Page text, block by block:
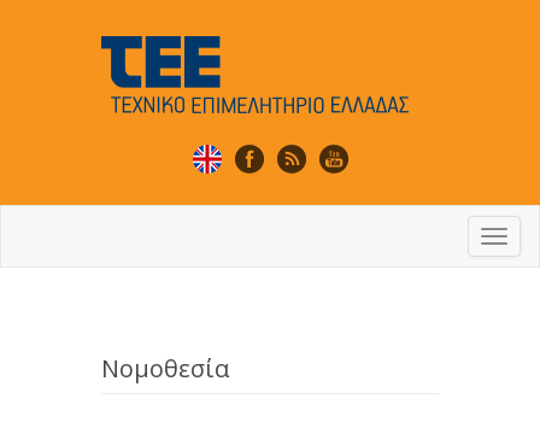
Nομοθεσία